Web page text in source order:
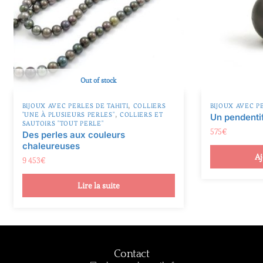
:
Out of stock
BIJOUX AVEC PERLES DE TAHITI, COLLIERS
"UNE À PLUSIEURS PERLES", COLLIERS ET
SAUTOIRS "TOUT PERLE"
Des perles aux couleurs
chaleureuses
9 453€
Lire la suite
BIJOUX AVEC
Un
575€
Contact